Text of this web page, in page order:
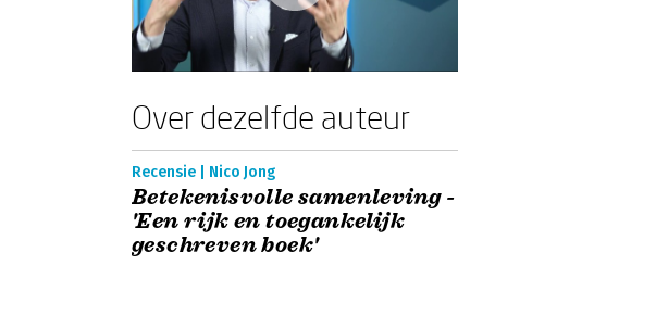
Over dezelfde auteur
Recensie | Nico Jong
Betekenisvolle samenleving -
'Een rijk en toegankelijk
geschreven boek'